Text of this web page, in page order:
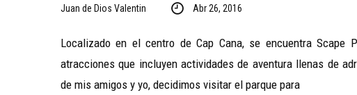
Juan de Dios Valentin Abr 26, 2016
Localizado en el centro de Cap Cana, se encuentra Scape
atracciones que incluyen actividades de aventura llenas de
de mis amigos y yo, decidimos visitar el parque para